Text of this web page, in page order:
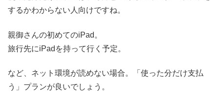
するかわからない人向けですね。
親御さんの初めてのiPad。
旅行先にiPadを持って行く予定。
など、ネット環境が読めない場合。「使った分だけ支払
う」プランが良いでしょう。